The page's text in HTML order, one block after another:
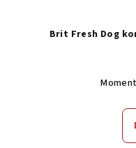
Brit Fresh Dog